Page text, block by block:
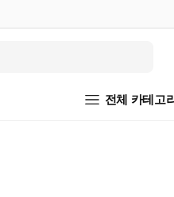
전체 카테고